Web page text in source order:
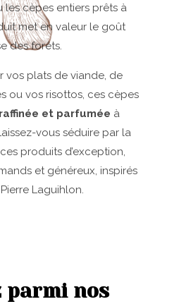
les cèpes entiers prêts à
met en valeur le goût
des forêts.
vos plats de viande, de
ou vos risottos, ces cèpes
et parfumée à
vous séduire par la
produits d’exception,
et généreux, inspirés
Laguihlon.
parmi nos